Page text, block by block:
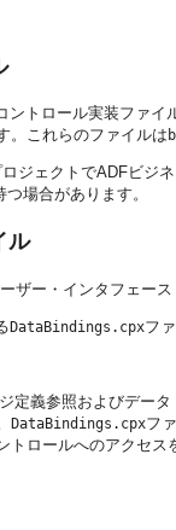
トロール実装ファ
。これらのファイルは
ジェクトでADFビジ
場合があります。
ル
ー・インタフェース
DataBindings.cpxフ
定義参照およびデー
DataBindings.cpxフ
ロールへのアクセス